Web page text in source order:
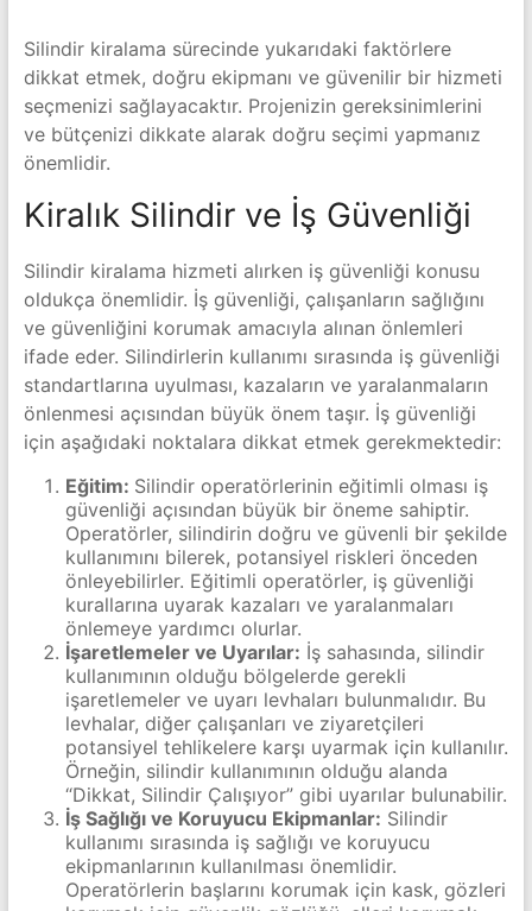
Silindir kiralama sürecinde yukarıdaki faktörlere
dikkat etmek, doğru ekipmanı ve güvenilir bir hizmeti
seçmenizi sağlayacaktır. Projenizin gereksinimlerini
ve bütçenizi dikkate alarak doğru seçimi yapmanız
önemlidir.
Kiralık Silindir ve İş Güvenliği
Silindir kiralama hizmeti alırken iş güvenliği konusu
oldukça önemlidir. İş güvenliği, çalışanların sağlığını
ve güvenliğini korumak amacıyla alınan önlemleri
ifade eder. Silindirlerin kullanımı sırasında iş güvenliği
standartlarına uyulması, kazaların ve yaralanmaların
önlenmesi açısından büyük önem taşır. İş güvenliği
için aşağıdaki noktalara dikkat etmek gerekmektedir:
Eğitim: Silindir operatörlerinin eğitimli olması iş
güvenliği açısından büyük bir öneme sahiptir.
Operatörler, silindirin doğru ve güvenli bir şekilde
kullanımını bilerek, potansiyel riskleri önceden
önleyebilirler. Eğitimli operatörler, iş güvenliği
kurallarına uyarak kazaları ve yaralanmaları
önlemeye yardımcı olurlar.
İşaretlemeler ve Uyarılar: İş sahasında, silindir
kullanımının olduğu bölgelerde gerekli
işaretlemeler ve uyarı levhaları bulunmalıdır. Bu
levhalar, diğer çalışanları ve ziyaretçileri
potansiyel tehlikelere karşı uyarmak için kullanılır.
Örneğin, silindir kullanımının olduğu alanda
“Dikkat, Silindir Çalışıyor” gibi uyarılar bulunabilir.
İş Sağlığı ve Koruyucu Ekipmanlar: Silindir
kullanımı sırasında iş sağlığı ve koruyucu
ekipmanlarının kullanılması önemlidir.
Operatörlerin başlarını korumak için kask, gözleri